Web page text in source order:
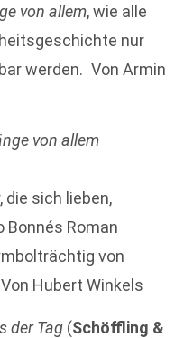
von allem, wie alle
nur
werden. Von Armin
von allem
die sich lieben,
Bonnés Roman
von
Hubert Winkels
der Tag (Schöffling &